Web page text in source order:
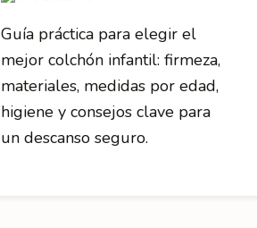
Guía práctica para elegir el
mejor colchón infantil: firmeza,
materiales, medidas por edad,
higiene y consejos clave para
un descanso seguro.